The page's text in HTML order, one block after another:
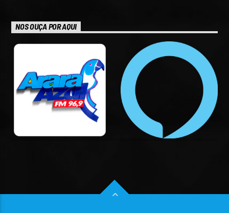
NOS OUÇA POR AQUI